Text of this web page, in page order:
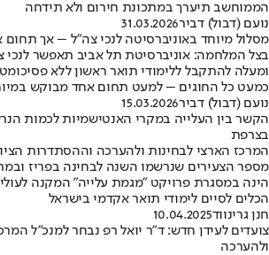
הממוחשב תיערך במתכונת חירום ולא תידחה
נועם (דבול) דביר31.03.2026
מסלול מיוחד באוניברסיטה לנכי צה"ל – אך
ומעלה להתקבל ללימודי תואר ראשון ללא
כמעט כל החוגים – למעט תחום אחד מבוקש
נועם (דבול) דביר15.03.2026
הקשר בין העלייה במקרי האנטישמיות לכמות
בצרפת
המרכז הארצי לבחינות ולהערכה וההסתדרות
מספר הצעירים שנרשמו השנה לבחינה בפריז
הינה במסגרת פרויקט "מגמת עלייה" המקנה
הכלים לסיים לימודי תואר אקדמי בישראל
חנן גרינווד10.04.2025
צועדים לעידן חדש: ד"ר יואל רפ נבחר למנכ"ל
ולהערכה